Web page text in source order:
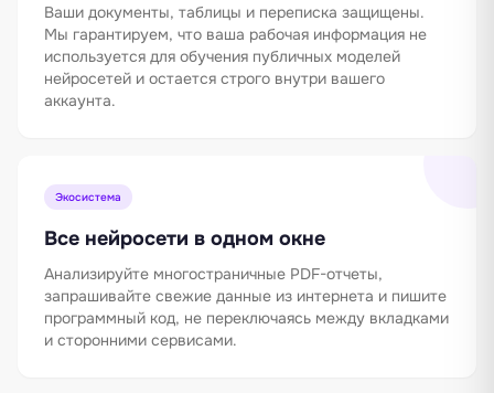
Ваши документы, таблицы и переписка защищены.
Мы гарантируем, что ваша рабочая информация не
используется для обучения публичных моделей
нейросетей и остается строго внутри вашего
аккаунта.
Экосистема
Все нейросети в одном окне
Анализируйте многостраничные PDF-отчеты,
запрашивайте свежие данные из интернета и пишите
программный код, не переключаясь между вкладками
и сторонними сервисами.